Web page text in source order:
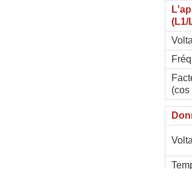
(L1/
(cos